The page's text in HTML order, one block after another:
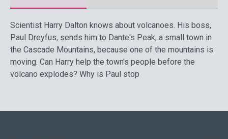
Scientist Harry Dalton knows about volcanoes. His boss,
Paul Dreyfus, sends him to Dante's Peak, a small town in
the Cascade Mountains, because one of the mountains is
moving. Can Harry help the town's people before the
volcano explodes? Why is Paul stop